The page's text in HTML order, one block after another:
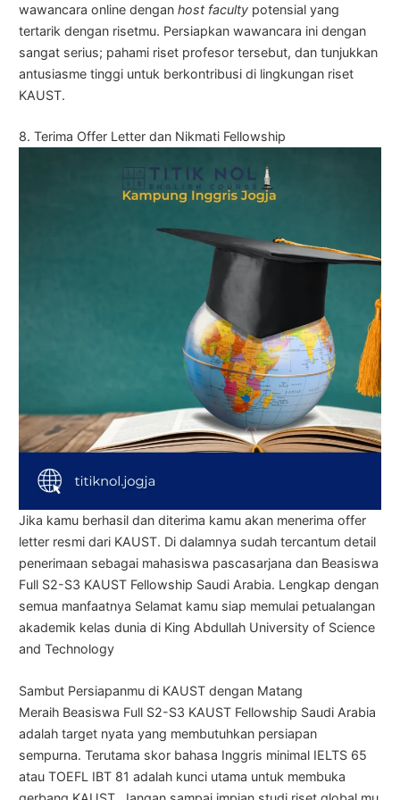
wawancara online denganhost faculty potensial yang
tertarik dengan risetmu. Persiapkan wawancara ini dengan
sangat serius; pahami riset profesor tersebut, dan tunjukkan
antusiasme tinggi untuk berkontribusi di lingkungan riset
KAUST.
8. Terima Offer Letter dan Nikmati Fellowship
Jika kamu berhasil dan diterima kamu akan menerima offer
letter resmi dari KAUST. Di dalamnya sudah tercantum detail
penerimaan sebagai mahasiswa pascasarjana dan Beasiswa
Full S2-S3 KAUST Fellowship Saudi Arabia. Lengkap dengan
semua manfaatnya Selamat kamu siap memulai petualangan
akademik kelas dunia di King Abdullah University of Science
and Technology
Sambut Persiapanmu di KAUST dengan Matang
Meraih Beasiswa Full S2-S3 KAUST Fellowship Saudi Arabia
adalah target nyata yang membutuhkan persiapan
sempurna. Terutama skor bahasa Inggris minimal IELTS 65
atau TOEFL IBT 81 adalah kunci utama untuk membuka